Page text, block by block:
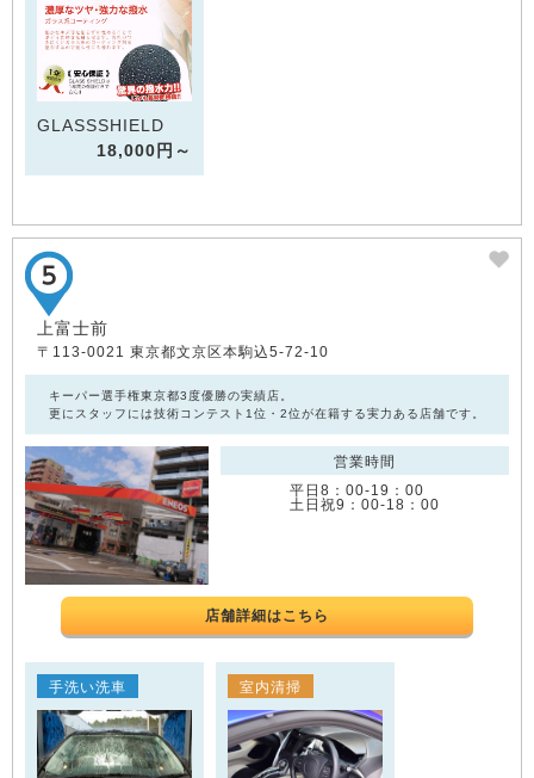
GLASSSHIELD
18,000円～
上富士前
〒113-0021 東京都文京区本駒込5-72-10
キーパー選手権東京都3度優勝の実績店。
更にスタッフには技術コンテスト1位・2位が在籍する実力ある店舗です。
営業時間
平日8：00‐19：00
土日祝9：00‐18：00
店舗詳細はこちら
手洗い洗車 室内清掃